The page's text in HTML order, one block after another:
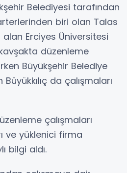
Belediyesi tarafından
biri olan Talas
alan Erciyes Üniversitesi
düzenleme
Büyükşehir Belediye
da çalışmaları
çalışmaları
ve yüklenici firma
bilgi aldı.